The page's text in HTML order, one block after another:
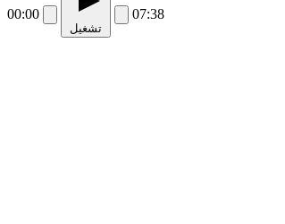
00:00
تشغيل
07:38